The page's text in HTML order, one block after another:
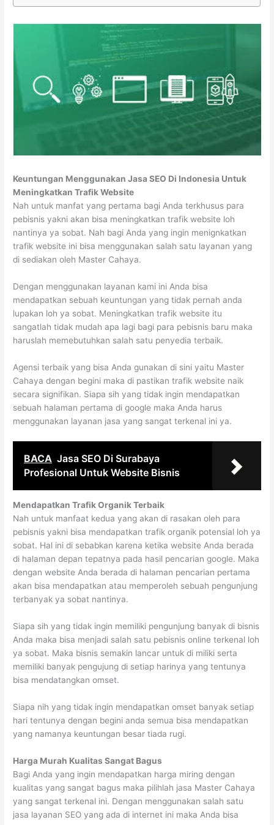
Keuntungan Menggunakan Jasa SEO Di Indonesia Untuk
Meningkatkan Trafik Website
Nah untuk manfat yang pertama bagi Anda terkhusus para
pebisnis yakni akan bisa meningkatkan trafik website loh
nantinya ya sobat. Nah bagi Anda yang ingin menignkatkan
trafik website ini bisa menggunakan salah satu layanan yang
di sediakan oleh Master Cahaya.
Dengan menggunakan layanan kami ini Anda bisa
mendapatkan sebuah keuntungan yang tidak pernah anda
lupakan loh ya sobat. Meningkatkan trafik website itu
sangatlah tidak mudah apa lagi bagi para pebisnis baru maka
haruslah memebutuhkan salah satu penyedia terbaik.
Agensi terbaik yang bisa Anda gunakan di sini yaitu Master
Cahaya dengan begini maka di pastikan trafik website naik
secara signifikan. Siapa sih yang tidak ingin mendapatkan
sebuah halaman pertama di google maka Anda harus
menggunakan layanan jasa yang sangat terkenal ini ya.
BACA Jasa SEO Di Surabaya
Profesional Untuk Website Bisnis
Mendapatkan Trafik Organik Terbaik
Nah untuk manfaat kedua yang akan di rasakan oleh para
pebisnis yakni bisa mendapatkan trafik organik potensial loh ya
sobat. Hal ini di sebabkan karena ketika website Anda berada
di halaman depan tepatnya pada hasil pencarian google. Maka
dengan website Anda berada di halaman pencarian pertama
akan bisa mendapatkan atau memperoleh sebuah pengunjung
terbanyak ya sobat nantinya.
Siapa sih yang tidak ingin memiliki pengunjung banyak di bisnis
Anda maka bisa menjadi salah satu pebisnis online terkenal loh
ya sobat. Maka bisnis semakin lancar untuk di miliki serta
memiliki banyak pengujung di setiap harinya yang tentunya
bisa mendatangkan omset.
Siapa nih yang tidak ingin mendapatkan omset banyak setiap
hari tentunya dengan begini anda semua bisa mendapatkan
yang namanya keuntungan besar tiada rugi.
Harga Murah Kualitas Sangat Bagus
Bagi Anda yang ingin mendapatkan harga miring dengan
kualitas yang sangat bagus maka pilihlah jasa Master Cahaya
yang sangat terkenal ini. Dengan menggunakan salah satu
jasa layanan SEO yang ada di internet ini maka Anda bisa